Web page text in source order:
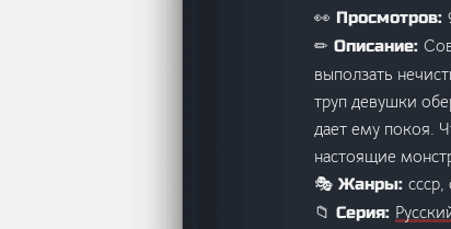
👀 Просмотров:
✏ Описание:
выползать
труп девушки
дает ему покоя.
настоящие
🎭 Жанры:
📁 Серия: